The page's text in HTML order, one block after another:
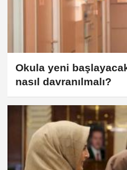
Okula yeni
nasıl davranılmalı?